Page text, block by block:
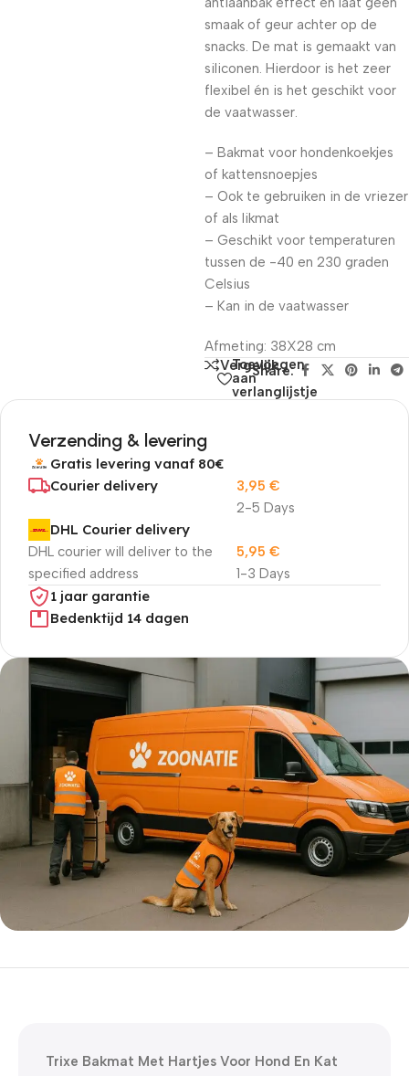
smaak of geur achter op de
snacks. De mat is gemaakt van
siliconen. Hierdoor is het zeer
flexibel én is het geschikt voor
de vaatwasser.
– Bakmat voor hondenkoekjes
of kattensnoepjes
– Ook te gebruiken in de vriezer
of als likmat
– Geschikt voor temperaturen
tussen de -40 en 230 graden
Celsius
– Kan in de vaatwasser
Afmeting: 38X28 cm
Vergelijk
Toevoegen
aan
verlanglijstje
Share:
Verzending & levering
Gratis levering vanaf 80€
Courier delivery
2-5 Days
3,95 €
DHL Courier delivery
DHL courier will deliver to the
specified address
1-3 Days
5,95 €
1 jaar garantie
Bedenktijd 14 dagen
5% korting met code
Trixe Bakmat Met Hartjes Voor Hond En Kat